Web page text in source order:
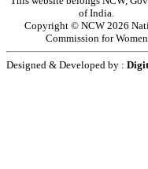
of India.
Copyright © NCW 2026
Commission for Women
Designed & Developed by :